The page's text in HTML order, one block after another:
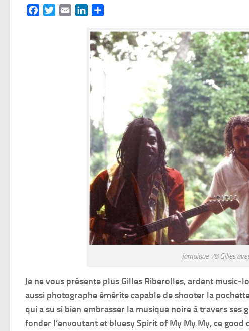
FacebookTwitterEmail LinkedIn
Jamaique 78 Gilles
Je ne vous présente plus Gilles Riberolles, ardent music-
aussi photographe émérite capable de shooter la
qui a su si bien embrasser la musique noire à travers ses
fonder l’envoutant et bluesy Spirit of My My My, ce